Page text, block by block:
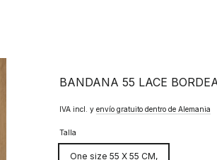
BANDANA 55 LACE
IVA incl. y envío gratuito dentro de Alemania
Talla
One size 55 X 55 CM,